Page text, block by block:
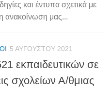
και έντυπα σχετικά με
ανακοίνωση μας...
5 ΑΥΓΟΎΣΤΟΥ 2021
εκπαιδευτικών σε
σχολείων Α/θμιας